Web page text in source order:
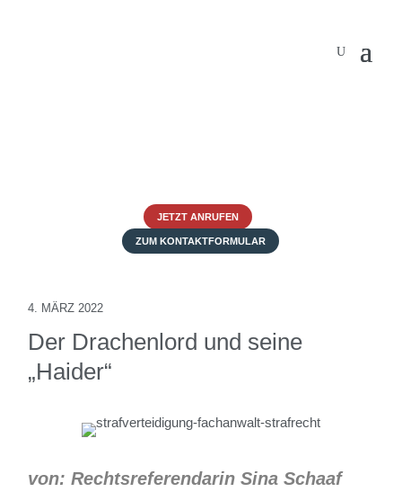
JETZT ANRUFEN
ZUM KONTAKTFORMULAR
4. MÄRZ 2022
Der Drachenlord und seine
„Haider“
von: Rechtsreferendarin Sina Schaaf